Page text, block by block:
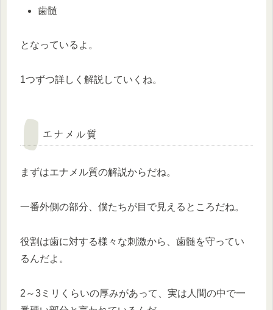
歯髄
となっているよ。
1つずつ詳しく解説していくね。
エナメル質
まずはエナメル質の解説からだね。
一番外側の部分、僕たちが目で見えるところだね。
役割は歯に対する様々な刺激から、歯髄を守ってい
るんだよ。
2～3ミリくらいの厚みがあって、実は人間の中で一